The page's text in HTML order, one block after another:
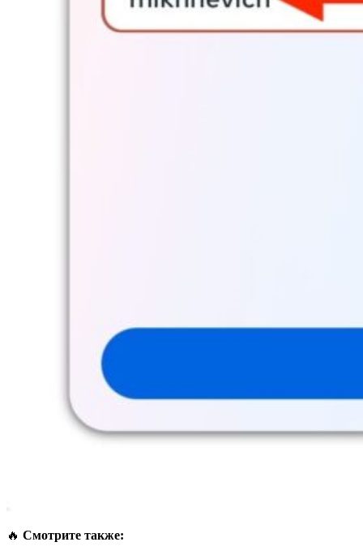
🔥 Смотрите также: